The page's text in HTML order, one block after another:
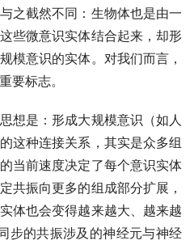
之截然不同：生物体也是由一
些微意识实体结合起来，却形
模意识的实体。对我们而言，
要标志。
是：形成大规模意识（如人
这种连接关系，其实是众多组
当前速度决定了每个意识实体
共振向更多的组成部分扩展，
体也会变得越来越大、越来越
步的共振涉及的神经元与神经